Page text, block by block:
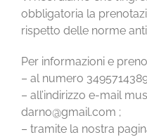
obbligatoria la
rispetto delle norme
Per informazioni e
– al numero
– all’indirizzo e-mail
darno@gmail.com ;
– tramite la nostra